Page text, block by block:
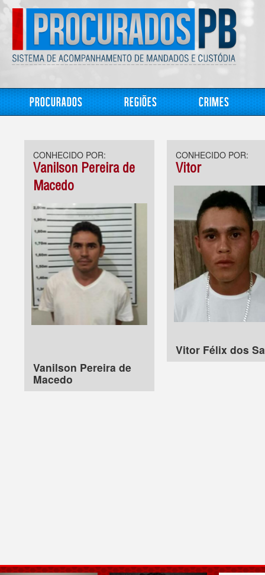
Procurados Regiões Crimes
CONHECIDO POR:
Vanilson Pereira de
Macedo
Vanilson Pereira de
Macedo
CONHECIDO POR:
Vitor
Vitor Félix dos